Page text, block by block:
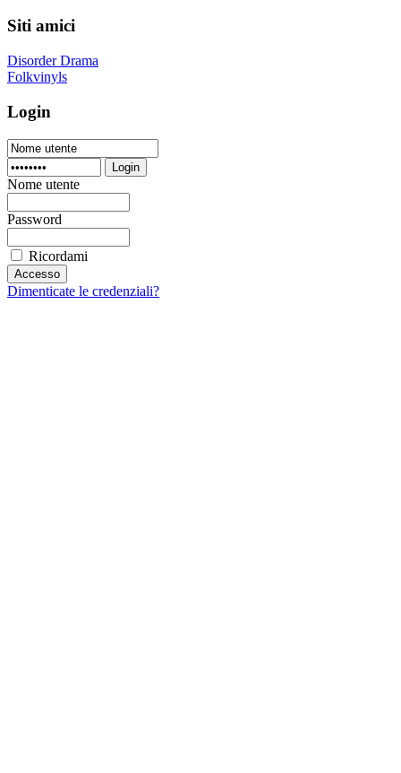
Siti amici
Disorder Drama
Folkvinyls
Login
Login
Nome utente
Password
Ricordami
Dimenticate le credenziali?